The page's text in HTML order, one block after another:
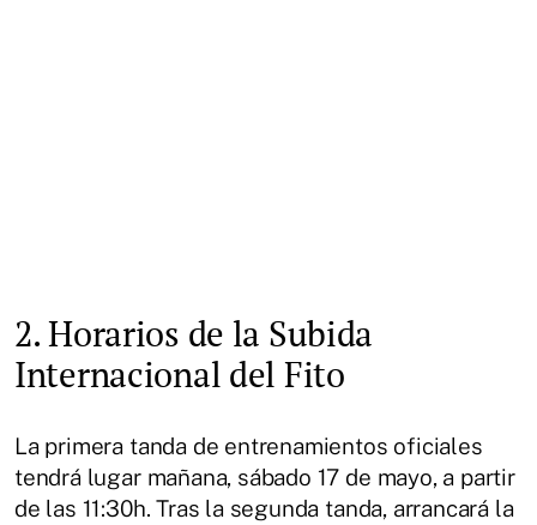
2. Horarios de la Subida
Internacional del Fito
La primera tanda de entrenamientos oficiales
tendrá lugar mañana, sábado 17 de mayo, a partir
de las 11:30h. Tras la segunda tanda, arrancará la